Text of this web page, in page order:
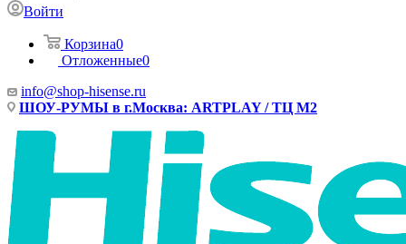
Войти
Корзина0
Отложенные0
info@shop-hisense.ru
ШОУ-РУМЫ в г.Москва: ARTPLAY / ТЦ М2